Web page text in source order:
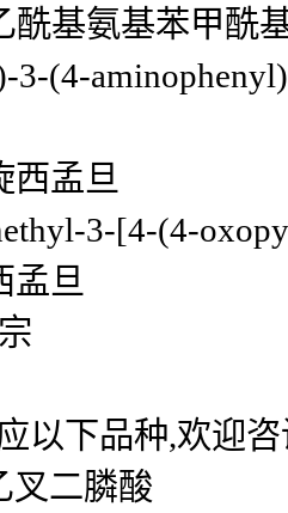
酰基氨基苯甲酰
3-(4-
西孟旦
3-[4-(4-
孟旦
以下品种,欢迎
叉二膦酸